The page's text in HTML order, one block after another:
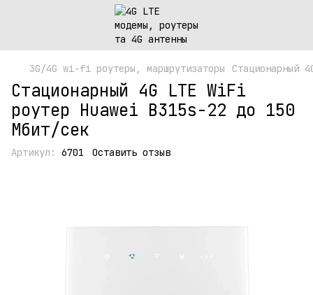
3G/4G wi-fi роутеры, маршрутизаторы Стационарный
Стационарный 4G LTE WiFi
роутер Huawei B315s-22 до 150
Мбит/сек
Артикул: 6701 Оставить отзыв